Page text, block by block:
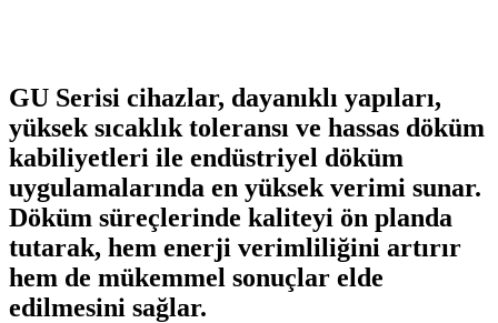
GU Serisi cihazlar, dayanıklı yapıları,
yüksek sıcaklık toleransı ve hassas döküm
kabiliyetleri ile endüstriyel döküm
uygulamalarında en yüksek verimi sunar.
Döküm süreçlerinde kaliteyi ön planda
tutarak, hem enerji verimliliğini artırır
hem de mükemmel sonuçlar elde
edilmesini sağlar.